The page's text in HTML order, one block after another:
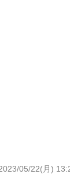
05/22(月)